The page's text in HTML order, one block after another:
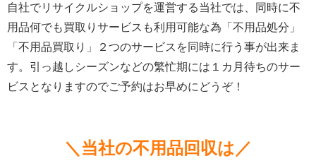
自社でリサイクルショップを運営する当社では、同時に不
用品何でも買取りサービスも利用可能な為「不用品処分」
「不用品買取り」２つのサービスを同時に行う事が出来ま
す。引っ越しシーズンなどの繁忙期には１カ月待ちのサー
ビスとなりますのでご予約はお早めにどうぞ！
＼当社の不用品回収は／